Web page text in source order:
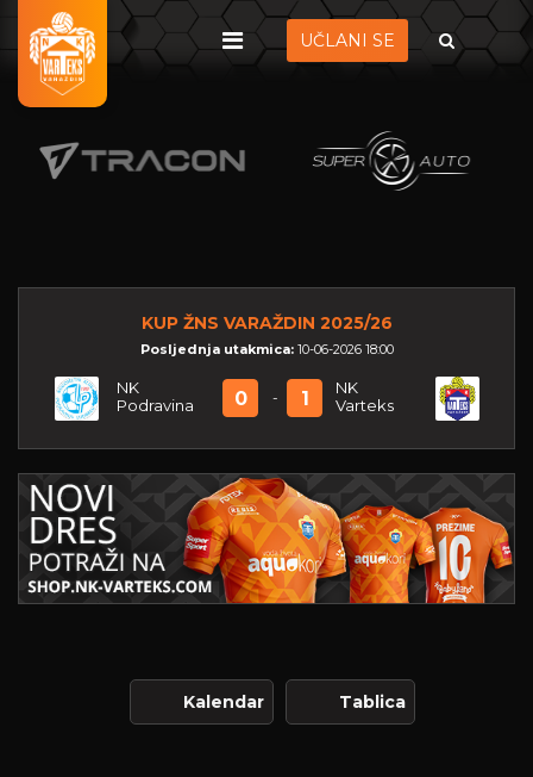
UČLANI SE
KUP ŽNS VARAŽDIN 2025/26
Posljednja utakmica: 10-06-2026 18:00
NK
Podravina
0 - 1
NK
Varteks
Kalendar Tablica